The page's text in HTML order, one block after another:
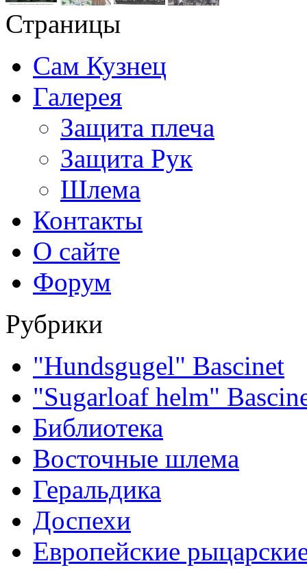
Страницы
Сам Кузнец
Галерея
Защита плеча
Защита Рук
Шлема
Контакты
О сайте
Форум
Рубрики
"Hundsgugel" Bascinet
"Sugarloaf helm"
Библиотека
Восточные шлема
Геральдика
Доспехи
Европейские